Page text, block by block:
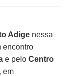
Adige nessa
encontro
e peloCentro
, em